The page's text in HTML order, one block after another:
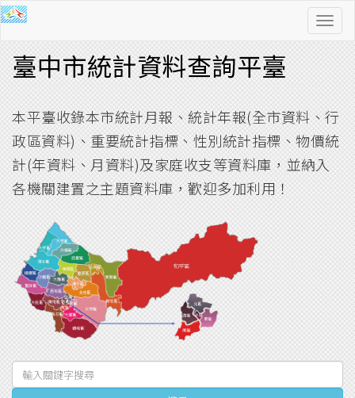
功
臺中市統計資料查詢平臺
本平臺收錄本市統計月報、統計年報(全市資料、行
政區資料)、重要統計指標、性別統計指標、物價統
計(年資料、月資料)及家庭收支等資料庫，並納入
各機關建置之主題資料庫，歡迎多加利用！